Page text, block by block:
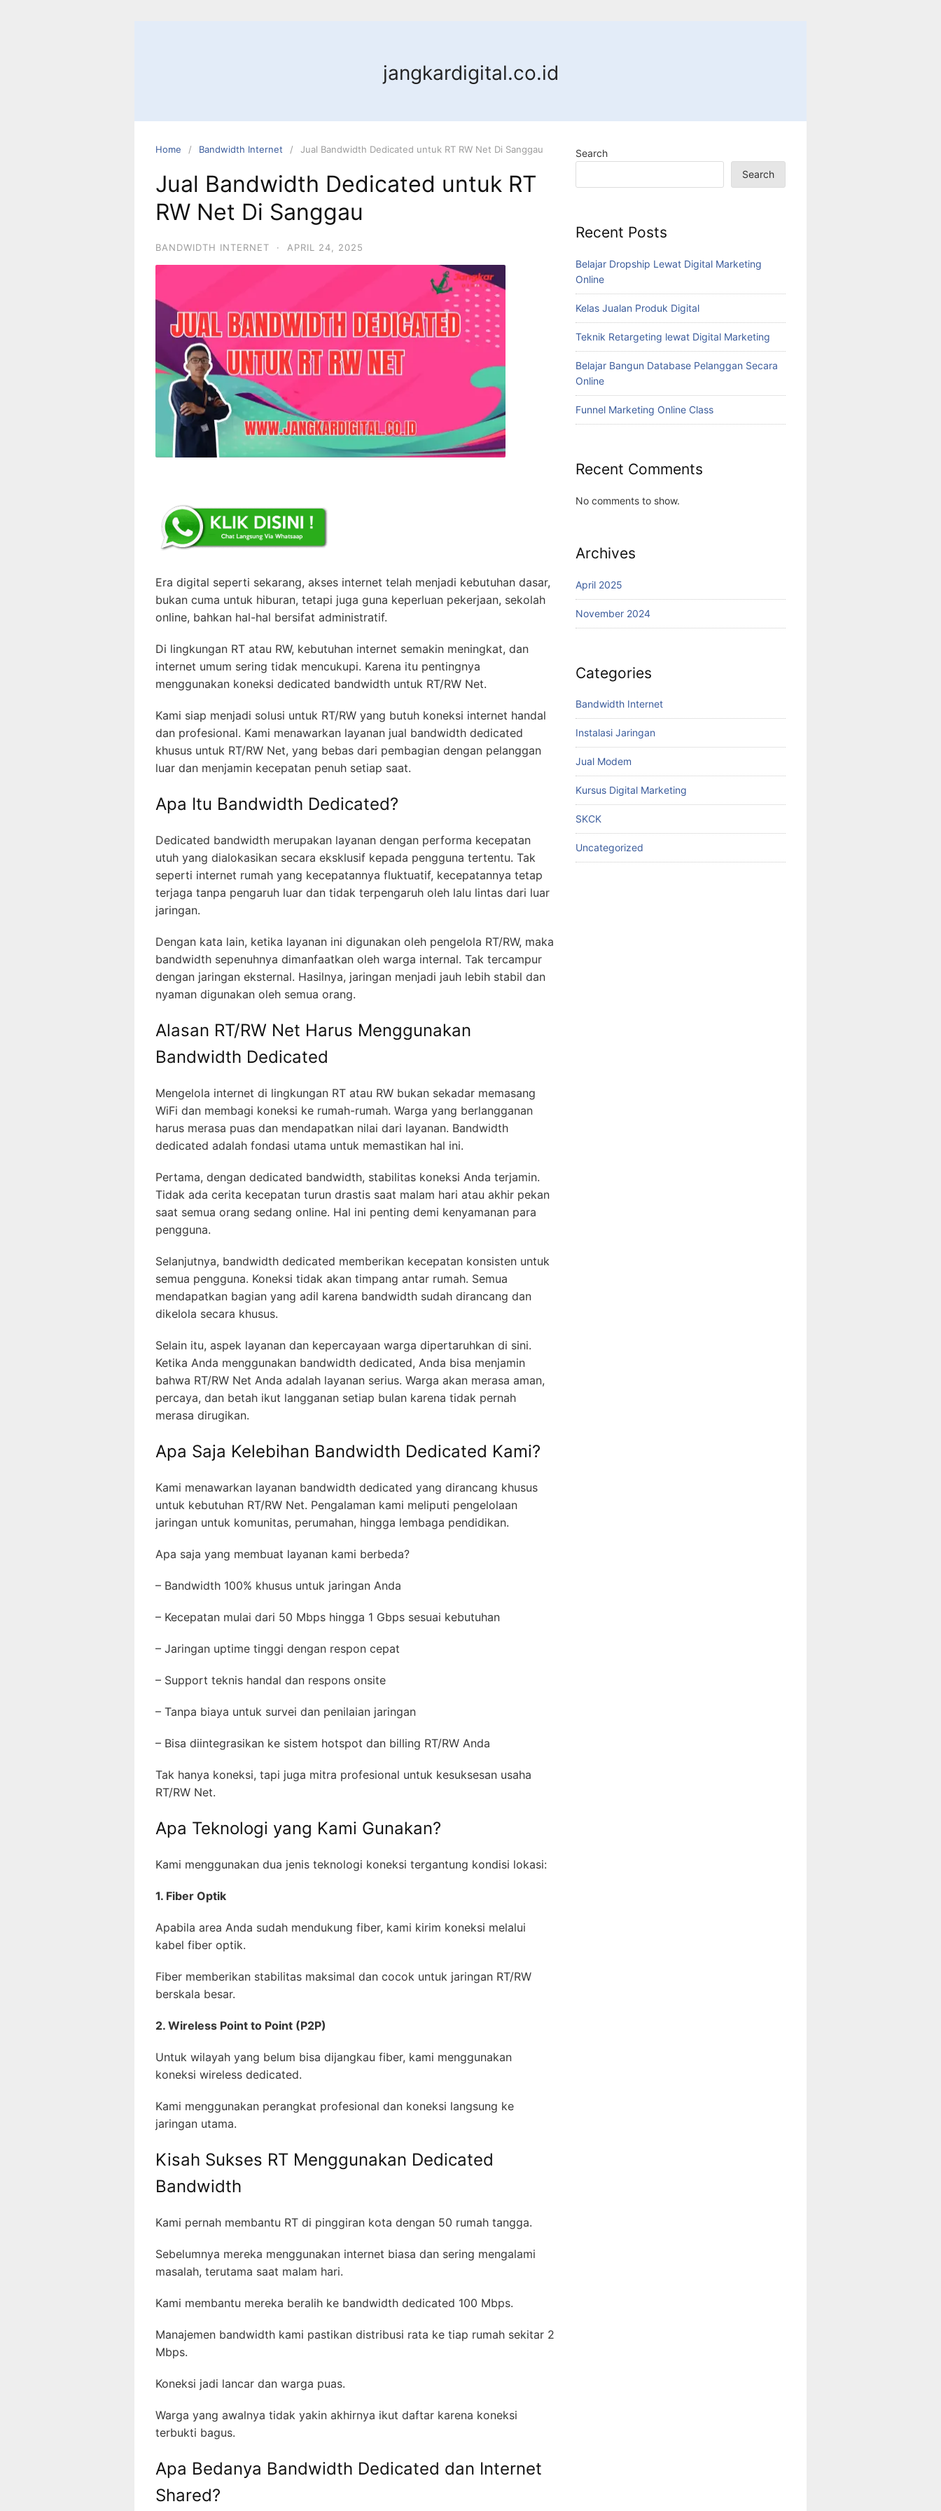
jangkardigital.co.id
Home Bandwidth Internet Jual Bandwidth Dedicated untuk RT RW Net Di Sanggau
Jual Bandwidth Dedicated untuk RT
RW Net Di Sanggau
BANDWIDTH INTERNET · APRIL 24, 2025
Era digital seperti sekarang, akses internet telah menjadi kebutuhan dasar,
bukan cuma untuk hiburan, tetapi juga guna keperluan pekerjaan, sekolah
online, bahkan hal-hal bersifat administratif.
Di lingkungan RT atau RW, kebutuhan internet semakin meningkat, dan
internet umum sering tidak mencukupi. Karena itu pentingnya
menggunakan koneksi dedicated bandwidth untuk RT/RW Net.
Kami siap menjadi solusi untuk RT/RW yang butuh koneksi internet handal
dan profesional. Kami menawarkan layanan jual bandwidth dedicated
khusus untuk RT/RW Net, yang bebas dari pembagian dengan pelanggan
luar dan menjamin kecepatan penuh setiap saat.
Apa Itu Bandwidth Dedicated?
Dedicated bandwidth merupakan layanan dengan performa kecepatan
utuh yang dialokasikan secara eksklusif kepada pengguna tertentu. Tak
seperti internet rumah yang kecepatannya fluktuatif, kecepatannya tetap
terjaga tanpa pengaruh luar dan tidak terpengaruh oleh lalu lintas dari luar
jaringan.
Dengan kata lain, ketika layanan ini digunakan oleh pengelola RT/RW, maka
bandwidth sepenuhnya dimanfaatkan oleh warga internal. Tak tercampur
dengan jaringan eksternal. Hasilnya, jaringan menjadi jauh lebih stabil dan
nyaman digunakan oleh semua orang.
Alasan RT/RW Net Harus Menggunakan
Bandwidth Dedicated
Mengelola internet di lingkungan RT atau RW bukan sekadar memasang
WiFi dan membagi koneksi ke rumah-rumah. Warga yang berlangganan
harus merasa puas dan mendapatkan nilai dari layanan. Bandwidth
dedicated adalah fondasi utama untuk memastikan hal ini.
Pertama, dengan dedicated bandwidth, stabilitas koneksi Anda terjamin.
Tidak ada cerita kecepatan turun drastis saat malam hari atau akhir pekan
saat semua orang sedang online. Hal ini penting demi kenyamanan para
pengguna.
Selanjutnya, bandwidth dedicated memberikan kecepatan konsisten untuk
semua pengguna. Koneksi tidak akan timpang antar rumah. Semua
mendapatkan bagian yang adil karena bandwidth sudah dirancang dan
dikelola secara khusus.
Selain itu, aspek layanan dan kepercayaan warga dipertaruhkan di sini.
Ketika Anda menggunakan bandwidth dedicated, Anda bisa menjamin
bahwa RT/RW Net Anda adalah layanan serius. Warga akan merasa aman,
percaya, dan betah ikut langganan setiap bulan karena tidak pernah
merasa dirugikan.
Apa Saja Kelebihan Bandwidth Dedicated Kami?
Kami menawarkan layanan bandwidth dedicated yang dirancang khusus
untuk kebutuhan RT/RW Net. Pengalaman kami meliputi pengelolaan
jaringan untuk komunitas, perumahan, hingga lembaga pendidikan.
Apa saja yang membuat layanan kami berbeda?
– Bandwidth 100% khusus untuk jaringan Anda
– Kecepatan mulai dari 50 Mbps hingga 1 Gbps sesuai kebutuhan
– Jaringan uptime tinggi dengan respon cepat
– Support teknis handal dan respons onsite
– Tanpa biaya untuk survei dan penilaian jaringan
– Bisa diintegrasikan ke sistem hotspot dan billing RT/RW Anda
Tak hanya koneksi, tapi juga mitra profesional untuk kesuksesan usaha
RT/RW Net.
Apa Teknologi yang Kami Gunakan?
Kami menggunakan dua jenis teknologi koneksi tergantung kondisi lokasi:
1. Fiber Optik
Apabila area Anda sudah mendukung fiber, kami kirim koneksi melalui
kabel fiber optik.
Fiber memberikan stabilitas maksimal dan cocok untuk jaringan RT/RW
berskala besar.
2. Wireless Point to Point (P2P)
Untuk wilayah yang belum bisa dijangkau fiber, kami menggunakan
koneksi wireless dedicated.
Kami menggunakan perangkat profesional dan koneksi langsung ke
jaringan utama.
Kisah Sukses RT Menggunakan Dedicated
Bandwidth
Kami pernah membantu RT di pinggiran kota dengan 50 rumah tangga.
Sebelumnya mereka menggunakan internet biasa dan sering mengalami
masalah, terutama saat malam hari.
Kami membantu mereka beralih ke bandwidth dedicated 100 Mbps.
Manajemen bandwidth kami pastikan distribusi rata ke tiap rumah sekitar 2
Mbps.
Koneksi jadi lancar dan warga puas.
Warga yang awalnya tidak yakin akhirnya ikut daftar karena koneksi
terbukti bagus.
Apa Bedanya Bandwidth Dedicated dan Internet
Shared?
Search
Search
Recent Posts
Belajar Dropship Lewat Digital Marketing
Online
Kelas Jualan Produk Digital
Teknik Retargeting lewat Digital Marketing
Belajar Bangun Database Pelanggan Secara
Online
Funnel Marketing Online Class
Recent Comments
No comments to show.
Archives
April 2025
November 2024
Categories
Bandwidth Internet
Instalasi Jaringan
Jual Modem
Kursus Digital Marketing
SKCK
Uncategorized